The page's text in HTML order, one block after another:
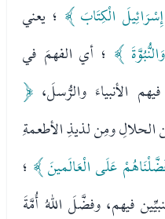
الْكِتَابَ ﴾ ؛ يعني
﴾ ؛ أي الفهمَ في
الأنبياءَ والرُّسلَ، ﴿
ومِن لذيذِ الأطعمةِ
عَلَى الْعَالَمينَ ﴾ ؛
فيهم، وفضَّلَ اللهُ أُمَّةَ